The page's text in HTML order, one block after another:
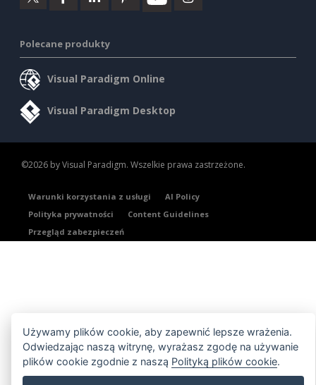
Polecane produkty
Visual Paradigm Online
Visual Paradigm Desktop
©2026 by Visual Paradigm. Wszelkie prawa zastrzeżone.
Warunki korzystania z usługi
AI Policy
Polityka prywatności
Content Guidelines
Przegląd zabezpieczeń
Używamy plików cookie, aby zapewnić lepsze wrażenia.
Odwiedzając naszą witrynę, wyrażasz zgodę na używanie
plików cookie zgodnie z naszą Polityką plików cookie.